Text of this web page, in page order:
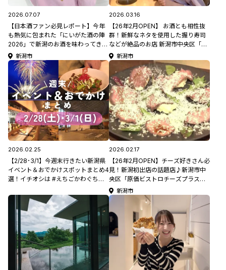
2026.07.07
【日本酒ファン必見レポート】今年
も熱気に包まれた「にいがた酒の陣
2026」で新潟のお酒を味わってきま
した！
新潟市
2026.03.16
【26年2月OPEN】 お酒とも相性抜
群！新鮮なネタを使用した握り寿司
などが絶品のお店 新潟市中央区「魚
とシャリ UROKO」
新潟市
2026.02.25
【2/28･3/1】今週末行きたい新潟県
イベント＆おでかけスポットまとめ4
選！イチオシは #えちごかわぐち雪
報】
2026.02.17
【26年2月OPEN】チーズ好きさん必
見！新潟初出店の話題店♪新潟市中
央区「原価ビストロチーズプラス新
潟」新潟市